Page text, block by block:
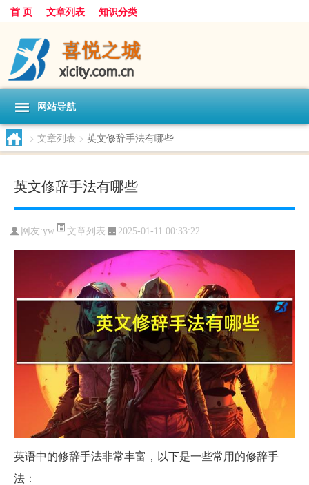
首 页 文章列表 知识分类
网站导航
> 文章列表 > 英文修辞手法有哪些
英文修辞手法有哪些
网友:yw 文章列表 2025-01-11 00:33:22
英语中的修辞手法非常丰富，以下是一些常用的修辞手
法：